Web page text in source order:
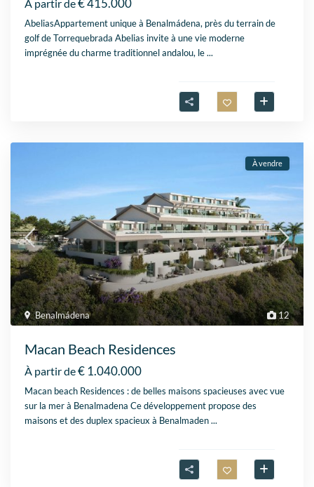
À partir de€ 415.000
AbeliasAppartement unique à Benalmádena, près du terrain de
golf de Torrequebrada Abelias invite à une vie moderne
imprégnée du charme traditionnel andalou, le...
12
Benalmádena
À vendre
Macan Beach Residences
À partir de€ 1.040.000
Macan beach Residences : de belles maisons spacieuses avec vue
sur la mer à Benalmadena Ce développement propose des
maisons et des duplex spacieux à Benalmaden...